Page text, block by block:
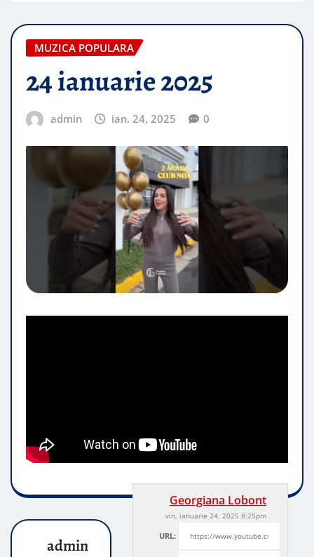
MUZICA POPULARA
24 ianuarie 2025
admin ian. 24, 2025 0
Georgiana Lobont
vin, ianuarie 24, 2025 8:25pm
URL:
admin